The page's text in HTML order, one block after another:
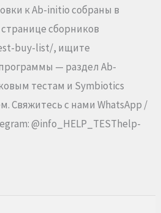
к Ab-initio собраны в
сборников
buy-list/, ищите
— раздел Ab-
тестам и Symbiotics
Свяжитесь с нами WhatsApp /
@info_HELP_TESThelp-